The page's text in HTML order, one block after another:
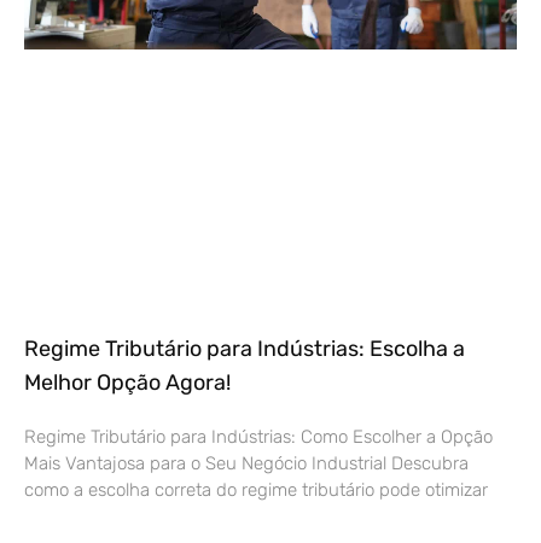
Regime Tributário para Indústrias: Escolha a
Melhor Opção Agora!
Regime Tributário para Indústrias: Como Escolher a Opção
Mais Vantajosa para o Seu Negócio Industrial Descubra
como a escolha correta do regime tributário pode otimizar